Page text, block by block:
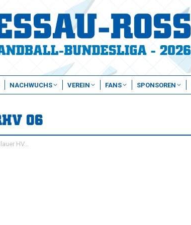
NACHWUCHS VEREIN FANS SPONSOREN
06
HV…